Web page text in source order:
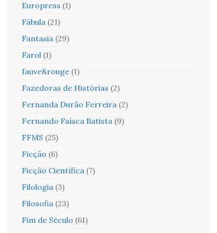
Europress (1)
Fábula (21)
Fantasia (29)
Farol (1)
fauve&rouge (1)
Fazedoras de Histórias (2)
Fernanda Durão Ferreira (2)
Fernando Faísca Batista (9)
FFMS (25)
Ficção (6)
Ficção Científica (7)
Filologia (3)
Filosofia (23)
Fim de Século (61)